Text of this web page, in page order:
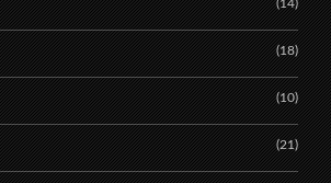
(14)
(18)
(10)
(21)